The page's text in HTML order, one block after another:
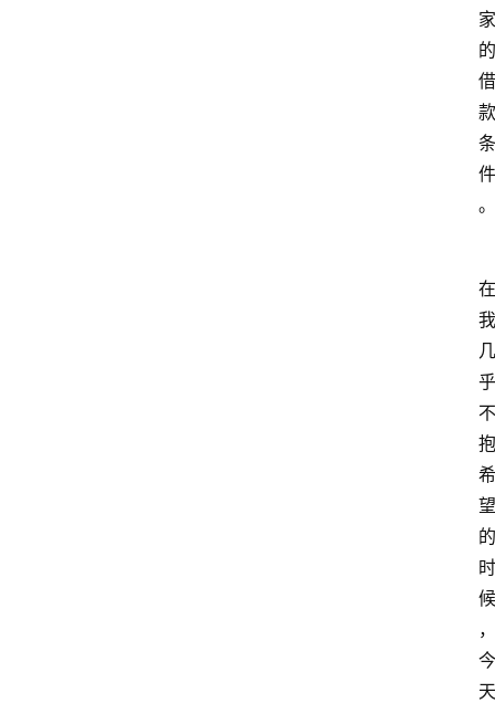
家
的
借
款
条
件
。
在
我
几
乎
不
抱
希
望
的
时
候
，
今
天